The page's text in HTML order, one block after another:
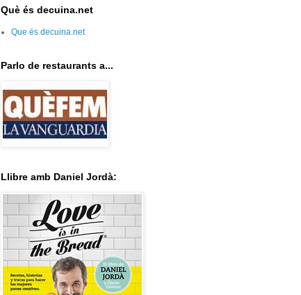
Què és decuina.net
Que és decuina.net
Parlo de restaurants a...
Llibre amb Daniel Jordà: